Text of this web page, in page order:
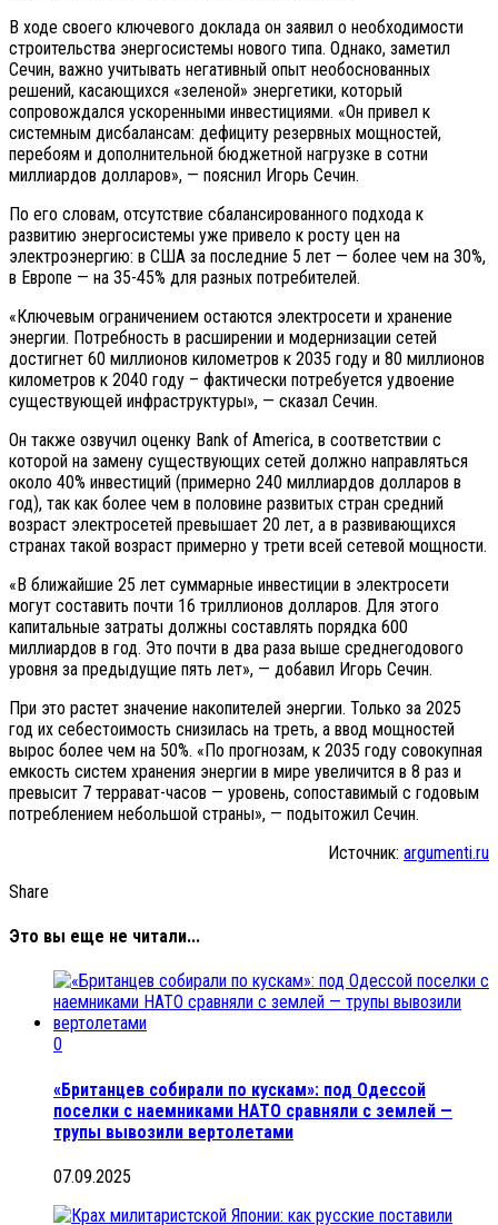
В ходе своего ключевого доклада он заявил о необходимости
строительства энергосистемы нового типа. Однако, заметил
Сечин, важно учитывать негативный опыт необоснованных
решений, касающихся «зеленой» энергетики, который
сопровождался ускоренными инвестициями. «Он привел к
системным дисбалансам: дефициту резервных мощностей,
перебоям и дополнительной бюджетной нагрузке в сотни
миллиардов долларов», — пояснил Игорь Сечин.
По его словам, отсутствие сбалансированного подхода к
развитию энергосистемы уже привело к росту цен на
электроэнергию: в США за последние 5 лет — более чем на 30%,
в Европе — на 35-45% для разных потребителей.
«Ключевым ограничением остаются электросети и хранение
энергии. Потребность в расширении и модернизации сетей
достигнет 60 миллионов километров к 2035 году и 80 миллионов
километров к 2040 году – фактически потребуется удвоение
существующей инфраструктуры», — сказал Сечин.
Он также озвучил оценку Bank of America, в соответствии с
которой на замену существующих сетей должно направляться
около 40% инвестиций (примерно 240 миллиардов долларов в
год), так как более чем в половине развитых стран средний
возраст электросетей превышает 20 лет, а в развивающихся
странах такой возраст примерно у трети всей сетевой мощности.
«В ближайшие 25 лет суммарные инвестиции в электросети
могут составить почти 16 триллионов долларов. Для этого
капитальные затраты должны составлять порядка 600
миллиардов в год. Это почти в два раза выше среднегодового
уровня за предыдущие пять лет», — добавил Игорь Сечин.
При это растет значение накопителей энергии. Только за 2025
год их себестоимость снизилась на треть, а ввод мощностей
вырос более чем на 50%. «По прогнозам, к 2035 году совокупная
емкость систем хранения энергии в мире увеличится в 8 раз и
превысит 7 террават-часов — уровень, сопоставимый с годовым
потреблением небольшой страны», — подытожил Сечин.
Источник: argumenti.ru
Share
Это вы еще не читали...
0
«Британцев собирали по кускам»: под Одессой
поселки с наемниками НАТО сравняли с землей —
трупы вывозили вертолетами
07.09.2025